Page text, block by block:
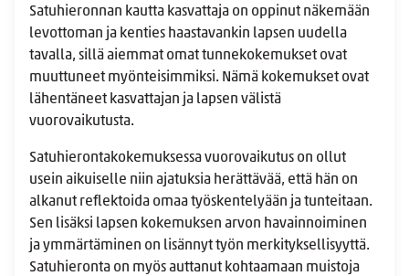
Satuhieronnan kautta kasvattaja on oppinut näkemään
levottoman ja kenties haastavankin lapsen uudella
tavalla, sillä aiemmat omat tunnekokemukset ovat
muuttuneet myönteisimmiksi. Nämä kokemukset ovat
lähentäneet kasvattajan ja lapsen välistä
vuorovaikutusta.
Satuhierontakokemuksessa vuorovaikutus on ollut
usein aikuiselle niin ajatuksia herättävää, että hän on
alkanut reflektoida omaa työskentelyään ja tunteitaan.
Sen lisäksi lapsen kokemuksen arvon havainnoiminen
ja ymmärtäminen on lisännyt työn merkityksellisyyttä.
Satuhieronta on myös auttanut kohtaamaan muistoja